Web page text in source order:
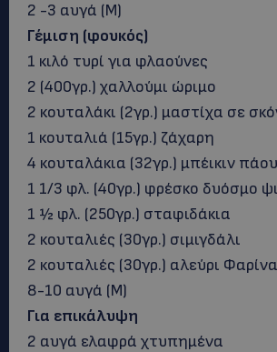
2 -3 αυγά (M)
Γέμιση (φουκός)
1 κιλό τυρί για φλαούνες
2 (400γρ.) χαλλούμι ώριμο
2 κουταλάκι (2γρ.) μαστίχα σε
1 κουταλιά (15γρ.) ζάχαρη
4 κουταλάκια (32γρ.) μπέικιν
1 1/3 φλ. (40γρ.) φρέσκο δυόσμο
1 ½ φλ. (250γρ.) σταφιδάκια
2 κουταλιές (30γρ.) σιμιγδάλι
2 κουταλιές (30γρ.) αλεύρι Φαρίνα
8-10 αυγά (Μ)
Για επικάλυψη
2 αυγά ελαφρά χτυπημένα